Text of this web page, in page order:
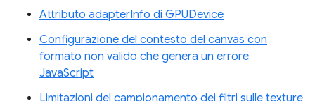
Attributo adapterInfo di GPUDevice
Configurazione del contesto del canvas con
formato non valido che genera un errore
JavaScript